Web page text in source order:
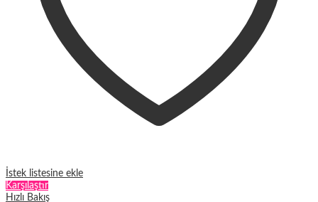
İstek listesine ekle
Karşılaştır
Hızlı Bakış